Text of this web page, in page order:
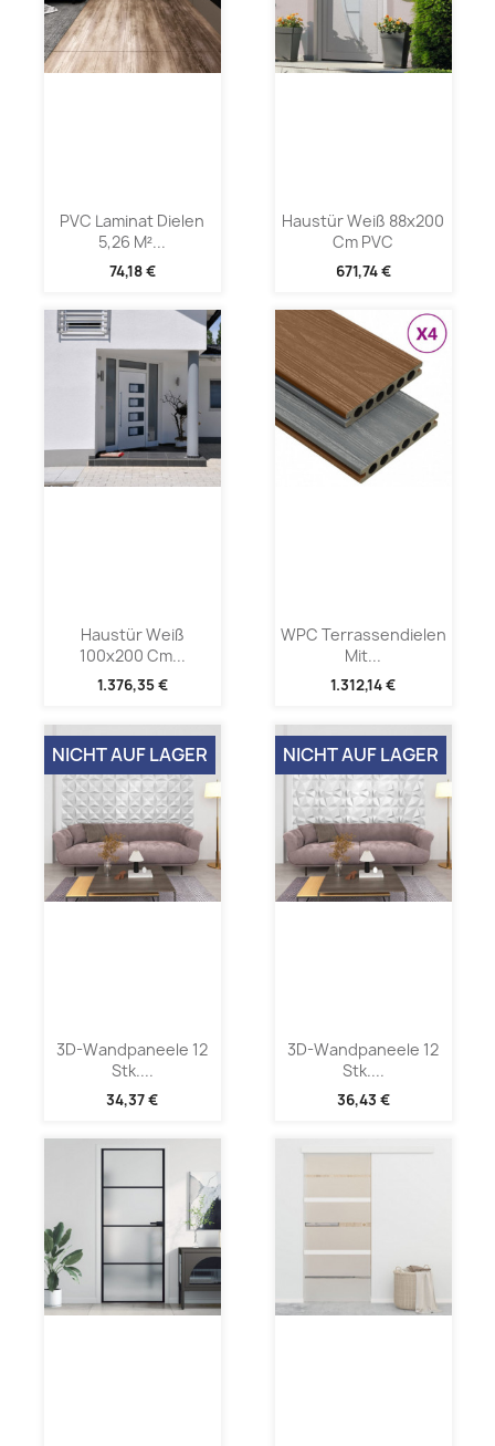
PVC Laminat Dielen
5,26 M²...
74,18 €
Haustür Weiß 88x200
Cm PVC
671,74 €
Haustür Weiß
100x200 Cm...
1.376,35 €
WPC Terrassendielen
Mit...
1.312,14 €
3D-Wandpaneele 12
Stk....
34,37 €
NICHT AUF LAGER
3D-Wandpaneele 12
Stk....
36,43 €
NICHT AUF LAGER